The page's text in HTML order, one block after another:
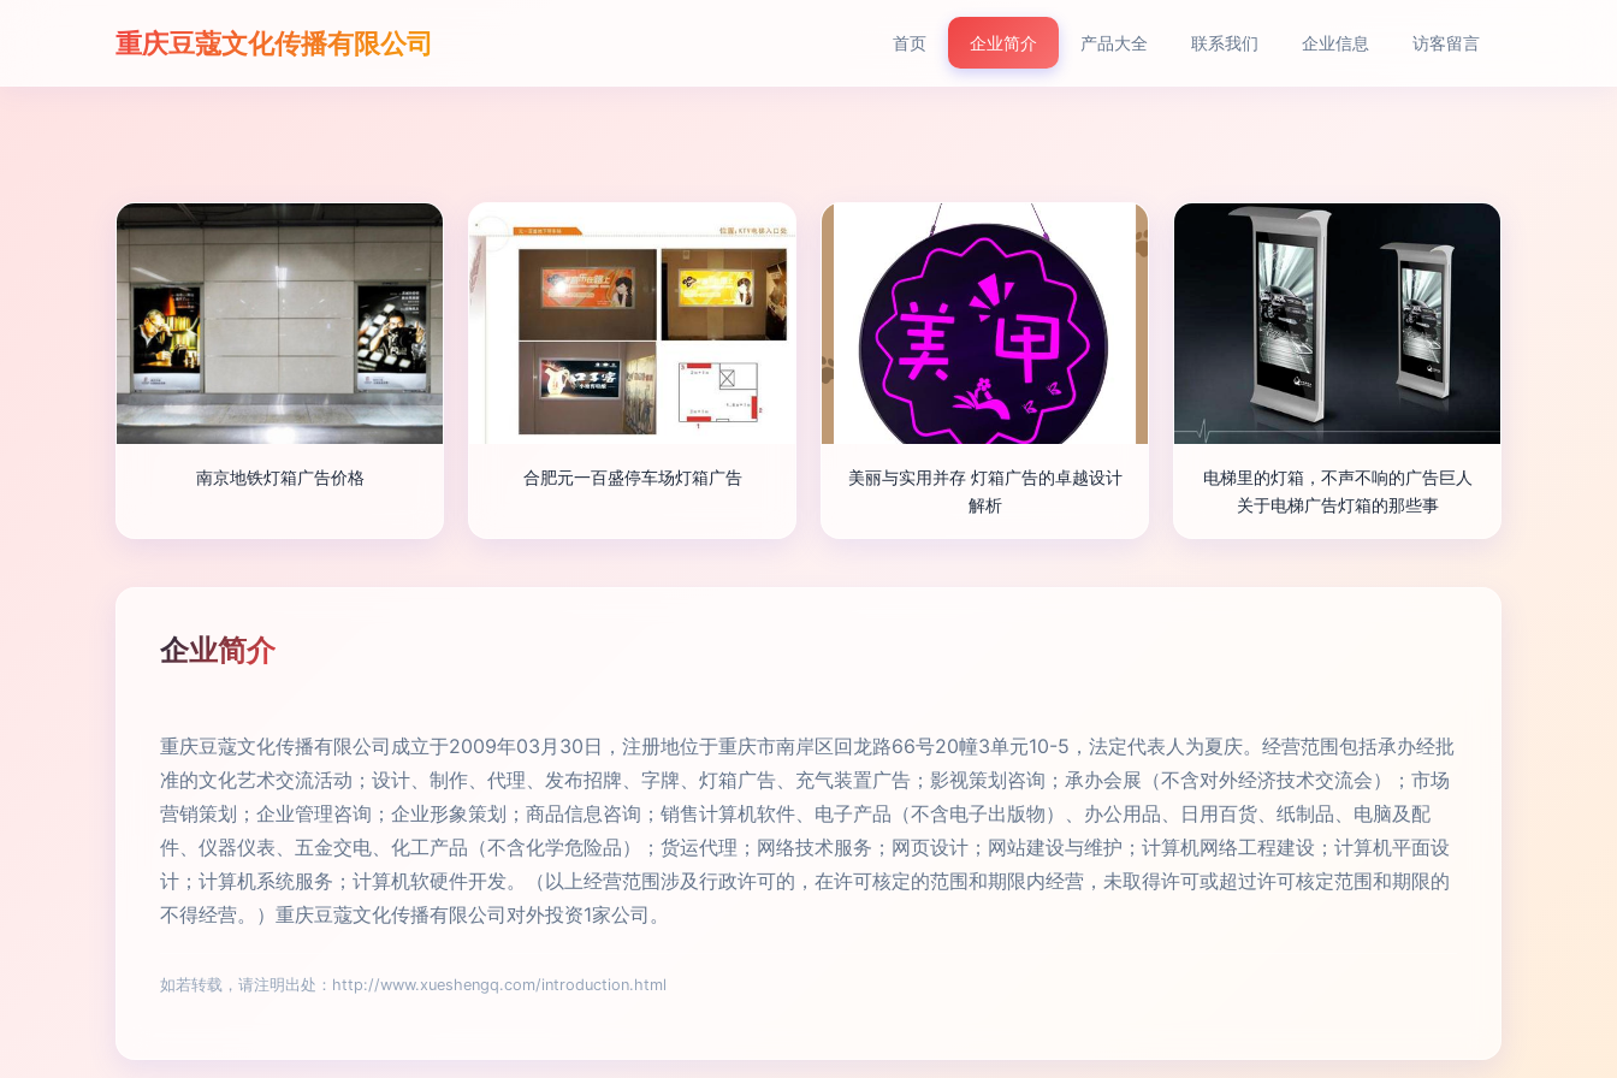
重庆豆蔻文化传播有限公司 首页 企业简介 产品大全 联系我们 企业信息 访客留言
南京地铁灯箱广告价格 合肥元一百盛停车场灯箱广告
美丽与实用并存 灯箱广告的卓越设计
解析
电梯里的灯箱，不声不响的广告巨人
关于电梯广告灯箱的那些事
企业简介
重庆豆蔻文化传播有限公司成立于2009年03月30日，注册地位于重庆市南岸区回龙路66号20幢3单元10-5，法定代表人为夏庆。经营范围包括承办经批
准的文化艺术交流活动；设计、制作、代理、发布招牌、字牌、灯箱广告、充气装置广告；影视策划咨询；承办会展（不含对外经济技术交流会）；市场
营销策划；企业管理咨询；企业形象策划；商品信息咨询；销售计算机软件、电子产品（不含电子出版物）、办公用品、日用百货、纸制品、电脑及配
件、仪器仪表、五金交电、化工产品（不含化学危险品）；货运代理；网络技术服务；网页设计；网站建设与维护；计算机网络工程建设；计算机平面设
计；计算机系统服务；计算机软硬件开发。（以上经营范围涉及行政许可的，在许可核定的范围和期限内经营，未取得许可或超过许可核定范围和期限的
不得经营。）重庆豆蔻文化传播有限公司对外投资1家公司。
如若转载，请注明出处：http://www.xueshengq.com/introduction.html